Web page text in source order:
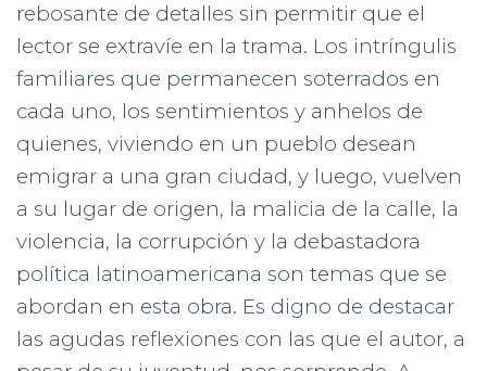
rebosante de detalles sin permitir que el
lector se extravíe en la trama. Los intríngulis
familiares que permanecen soterrados en
cada uno, los sentimientos y anhelos de
quienes, viviendo en un pueblo desean
emigrar a una gran ciudad, y luego, vuelven
a su lugar de origen, la malicia de la calle, la
violencia, la corrupción y la debastadora
política latinoamericana son temas que se
abordan en esta obra. Es digno de destacar
las agudas reflexiones con las que el autor, a